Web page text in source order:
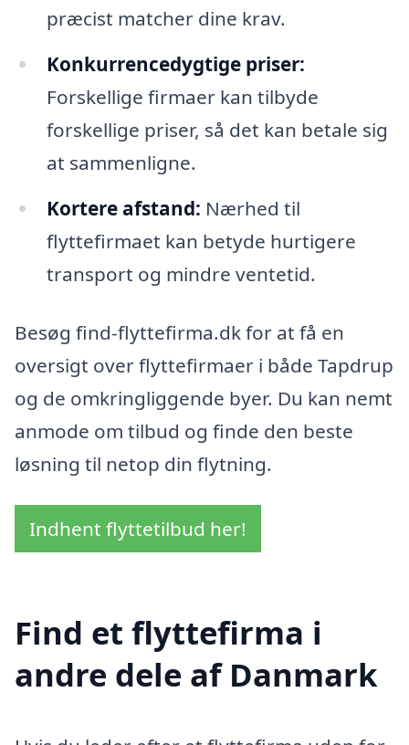
præcist matcher dine krav.
Konkurrencedygtige priser:
Forskellige firmaer kan tilbyde
forskellige priser, så det kan betale sig
at sammenligne.
Kortere afstand: Nærhed til
flyttefirmaet kan betyde hurtigere
transport og mindre ventetid.
Besøg find-flyttefirma.dk for at få en
oversigt over flyttefirmaer i både Tapdrup
og de omkringliggende byer. Du kan nemt
anmode om tilbud og finde den beste
løsning til netop din flytning.
Indhent flyttetilbud her!
Find et flyttefirma i
andre dele af Danmark